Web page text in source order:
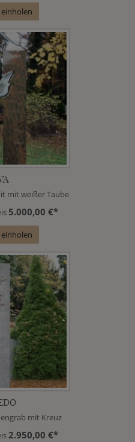
mit weißer Taube
5.000,00 €*
mit Kreuz
2.950,00 €*